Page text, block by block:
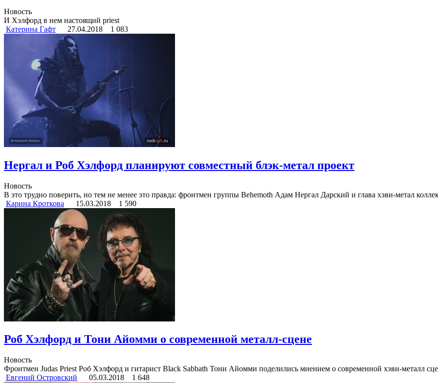
Новость
И Хэлфорд в нем настоящий priest
Катерина Гафт
27.04.2018 1 083
Нергал и Роб Хэлфорд планируют совместный блэк-метал проект
Новость
В это трудно поверить, но тем не менее это правда: фронтмен группы Behemoth Адам Нергал Дарский и глава хэви-метал
Карина Кроткова
15.03.2018 1 590
Роб Хэлфорд и Тони Айомми о современной металл-сцене
Новость
Фронтмен Judas Priest Роб Хэлфорд и гитарист Black Sabbath Тони Айомми поделились мнением о современной хэви-металл
Евгений Островский
05.03.2018 1 648